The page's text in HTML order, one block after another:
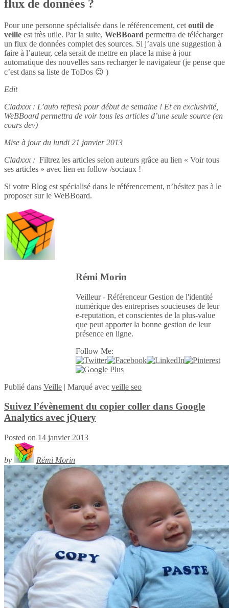
flux de données ?
Pour une personne spécialisée dans le référencement, cet outil de
veille est très utile. Par la suite, WeBBoard permettra de télécharger
un flux de données complet des sources. Si j’avais une suggestion à
faire à l’auteur, cela serait de mettre en place la mise à jour
automatique des nouvelles sans recharger le navigateur (je pense que
c’est dans sa liste de ToDos 😉 )
Edit
Cladxxx : L’auto refresh pour début de semaine ! Et en exclusivité,
WeBBoard permettra de voir tous les articles d’une seule source (en
cours dev)
Mise à jour du lundi 21 janvier 2013
Cladxxx : Filtrez les articles selon auteurs grâce au lien « Voir tous
ses articles » avec lien en follow /sociaux !
Si votre Blog est spécialisé dans le référencement, n’hésitez pas à le
proposer sur le WeBBoard.
Rémi Morin
Veilleur - Référenceur Gestion de l'identité
numérique des entreprises soucieuses de leur
e-reputation, et conscientes de la plus-value
que peut apporter la bonne gestion de leur
présence en ligne.
Follow Me:
Publié dans Veille | Marqué avec veille seo
Suivez l’évènement du copier coller dans Google
Analytics avec jQuery
Posted on 14 janvier 2013
by Rémi Morin